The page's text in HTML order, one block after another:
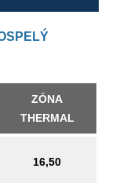
ZÓNA
THERMAL
16,50